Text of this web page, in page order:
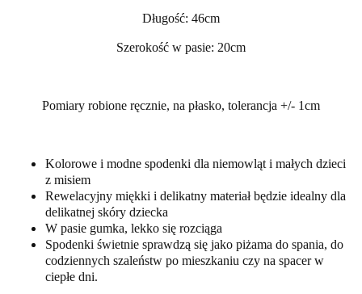
Długość: 46cm
Szerokość w pasie: 20cm
Pomiary robione ręcznie, na płasko, tolerancja +/- 1cm
Kolorowe i modne spodenki dla niemowląt i małych dzieci
z misiem
Rewelacyjny miękki i delikatny materiał będzie idealny dla
delikatnej skóry dziecka
W pasie gumka, lekko się rozciąga
Spodenki świetnie sprawdzą się jako piżama do spania, do
codziennych szaleństw po mieszkaniu czy na spacer w
ciepłe dni.